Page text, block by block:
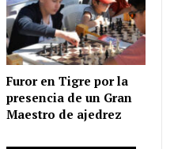
Furor en Tigre por la
presencia de un Gran
Maestro de ajedrez